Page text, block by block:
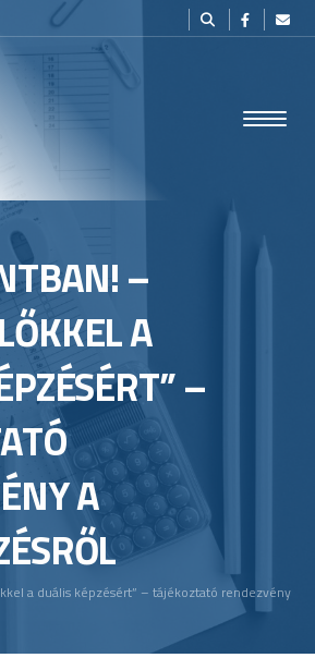
–
A
–
A
a duális képzésért” – tájékoztató rendezvény